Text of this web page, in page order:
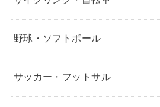
野球・ソフトボール
サッカー・フットサル